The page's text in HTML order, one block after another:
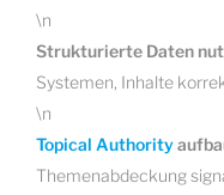
\n
Strukturierte Daten
Systemen, Inhalte
\n
Topical Authority
Themenabdeckung